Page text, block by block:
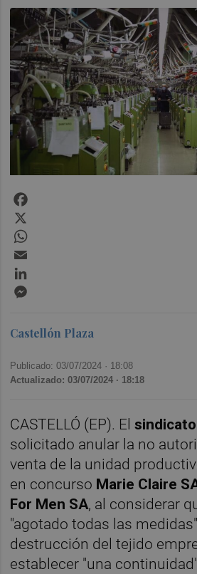
Castellón Plaza
Publicado: 03/07/2024 · 18:08
Actualizado: 03/07/2024 · 18:18
CASTELLÓ (EP). Elsindicato
solicitado anular la no
venta de la unidad
en concurso Marie Claire
For Men SA, al considerar
"agotado todas las
destrucción del tejido
establecer "una